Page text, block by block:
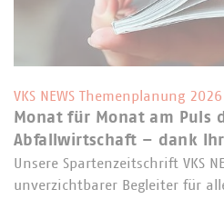
VKS NEWS Themenplanung 2026
Monat für Monat am Puls
Abfallwirtschaft – dank
Unsere Spartenzeitschrift VKS
unverzichtbarer Begleiter für